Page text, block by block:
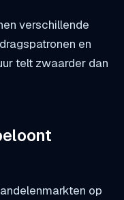
verschillende
en
telt zwaarder dan
op